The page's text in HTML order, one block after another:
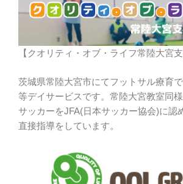
【クオリティ・オブ・ライフ常陸大宮支
茨城県常陸大宮市にてフットサル療育
等デイサービスです。常陸大宮教室同様
サッカーをJFA(日本サッカー協会)に認
直接指導をしています。